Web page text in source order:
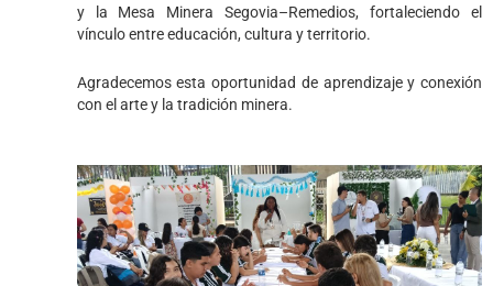
y la Mesa Minera Segovia–Remedios, fortaleciendo el
vínculo entre educación, cultura y territorio.
Agradecemos esta oportunidad de aprendizaje y conexión
con el arte y la tradición minera.